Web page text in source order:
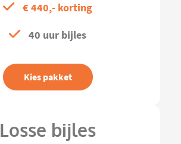
€ 440,- korting
40 uur bijles
Kies pakket
Losse bijles